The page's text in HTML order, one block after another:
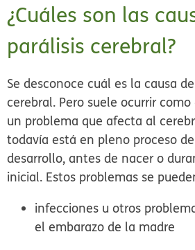
¿Cuáles son las
parálisis cerebral?
Se desconoce cuál es la causa
cerebral. Pero suele ocurrir
un problema que afecta al
todavía está en pleno proceso
desarrollo, antes de nacer o
inicial. Estos problemas se
infecciones u otros
el embarazo de la madre